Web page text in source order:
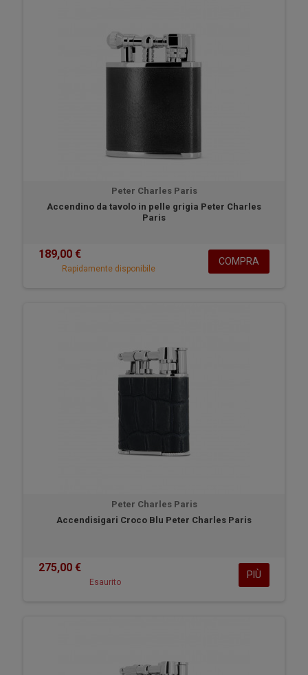
Peter Charles Paris
Accendino da tavolo in pelle grigia Peter Charles
Paris
189,00 €
Rapidamente disponibile
COMPRA
Peter Charles Paris
Accendisigari Croco Blu Peter Charles Paris
275,00 €
Esaurito
PIÙ